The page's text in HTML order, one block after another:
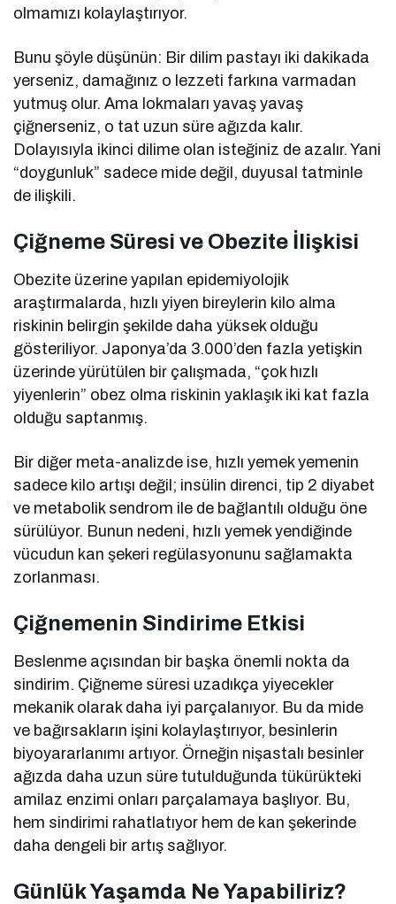
olmamızı kolaylaştırıyor.
Bunu şöyle düşünün: Bir dilim pastayı iki dakikada
yerseniz, damağınız o lezzeti farkına varmadan
yutmuş olur. Ama lokmaları yavaş yavaş
çiğnerseniz, o tat uzun süre ağızda kalır.
Dolayısıyla ikinci dilime olan isteğiniz de azalır. Yani
“doygunluk” sadece mide değil, duyusal tatminle
de ilişkili.
Çiğneme Süresi ve Obezite İlişkisi
Obezite üzerine yapılan epidemiyolojik
araştırmalarda, hızlı yiyen bireylerin kilo alma
riskinin belirgin şekilde daha yüksek olduğu
gösteriliyor. Japonya’da 3.000’den fazla yetişkin
üzerinde yürütülen bir çalışmada, “çok hızlı
yiyenlerin” obez olma riskinin yaklaşık iki kat fazla
olduğu saptanmış.
Bir diğer meta-analizde ise, hızlı yemek yemenin
sadece kilo artışı değil; insülin direnci, tip 2 diyabet
ve metabolik sendrom ile de bağlantılı olduğu öne
sürülüyor. Bunun nedeni, hızlı yemek yendiğinde
vücudun kan şekeri regülasyonunu sağlamakta
zorlanması.
Çiğnemenin Sindirime Etkisi
Beslenme açısından bir başka önemli nokta da
sindirim. Çiğneme süresi uzadıkça yiyecekler
mekanik olarak daha iyi parçalanıyor. Bu da mide
ve bağırsakların işini kolaylaştırıyor, besinlerin
biyoyararlanımı artıyor. Örneğin nişastalı besinler
ağızda daha uzun süre tutulduğunda tükürükteki
amilaz enzimi onları parçalamaya başlıyor. Bu,
hem sindirimi rahatlatıyor hem de kan şekerinde
daha dengeli bir artış sağlıyor.
Günlük Yaşamda Ne Yapabiliriz?